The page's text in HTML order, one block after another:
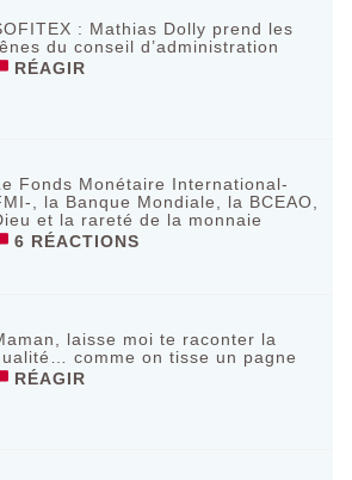
: Mathias Dolly prend les
du conseil d’administration
RÉAGIR
Fonds Monétaire International-
, la Banque Mondiale, la BCEAO,
et la rareté de la monnaie
6 RÉACTIONS
laisse moi te raconter la
comme on tisse un pagne
RÉAGIR